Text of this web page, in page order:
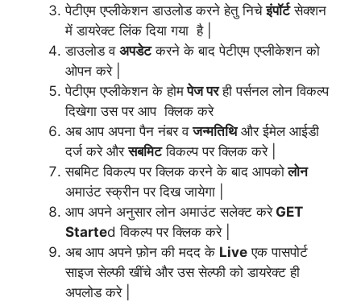
पेटीएम एप्लीकेशन डाउलोड करने हेतु निचेइंपॉर्टसेक्शन
में डायरेक्ट लिंक दिया गया है |
डाउलोड व अपडेटकरने के बाद पेटीएम एप्लीकेशन को
ओपन करे |
पेटीएम एप्लीकेशन के होमपेज परही पर्सनल लोन विकल्प
दिखेगा उस पर आप क्लिक करे
अब आप अपना पैन नंबर वजन्मतिथिऔर ईमेल आईडी
दर्ज करे औरसबमिटविकल्प पर क्लिक करे |
सबमिट विकल्प पर क्लिक करने के बाद आपकोलोन
अमाउंट स्क्रीन पर दिख जायेगा |
आप अपने अनुसार लोन अमाउंट सलेक्ट करेGET
Started विकल्प पर क्लिक करे |
अब आप अपने फ़ोन की मदद के Live एक पासपोर्ट
साइज सेल्फी खींचे और उस सेल्फी को डायरेक्ट ही
अपलोड करे |